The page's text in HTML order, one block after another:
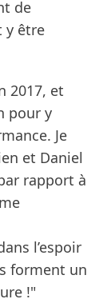
de
y être
2017, et
pour y
Je
et Daniel
rapport à
l’espoir
forment un
!"